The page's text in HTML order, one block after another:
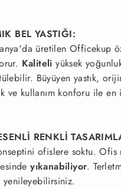
BEL YASTIĞI:
üretilen Officekup
Kaliteli yüksek
Büyüyen yastık,
ve kullanım konforu ile
RENKLİ
ofislere soktu.
yıkanabiliyor.
yenileyebilirsiniz.